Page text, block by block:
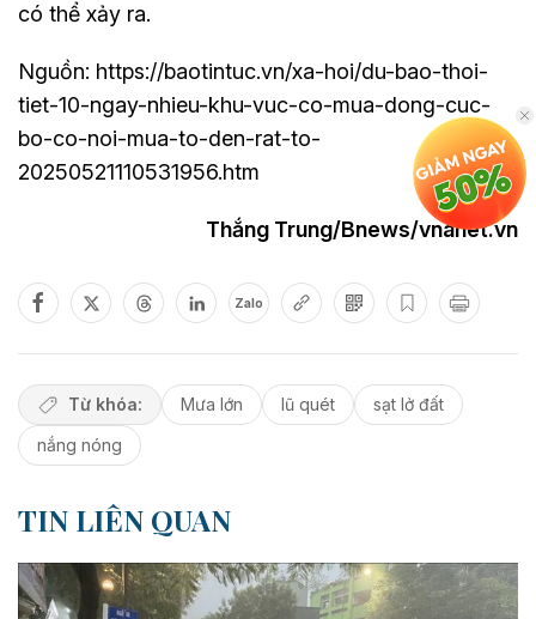
có thể xảy ra.
Nguồn: https://baotintuc.vn/xa-hoi/du-bao-thoi-
tiet-10-ngay-nhieu-khu-vuc-co-mua-dong-cuc-
bo-co-noi-mua-to-den-rat-to-
20250521110531956.htm
Thắng Trung/Bnews/vnanet.vn
Zalo
Từ khóa: Mưa lớn lũ quét
sạt lở đất
nắng nóng
TIN LIÊN QUAN